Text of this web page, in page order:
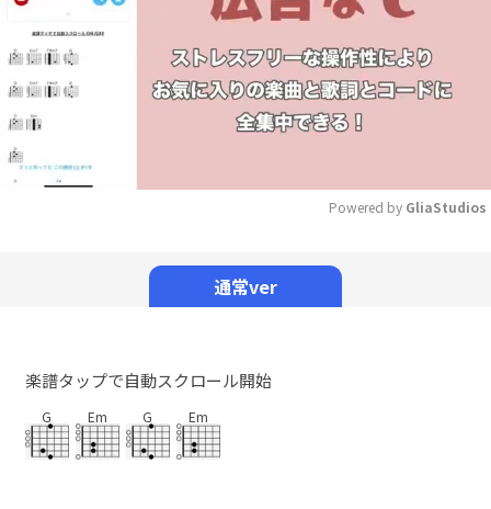
Powered by GliaStudios
通常ver
楽譜タップで自動スクロール開始
G Em G Em